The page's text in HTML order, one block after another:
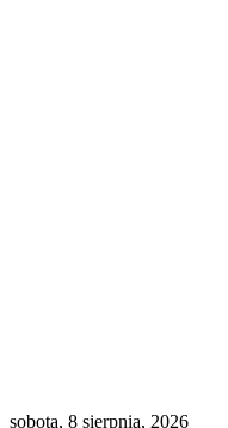
sobota, 8 sierpnia, 2026